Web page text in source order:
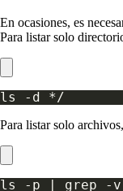
En ocasiones, es
Para listar solo
Para listar solo